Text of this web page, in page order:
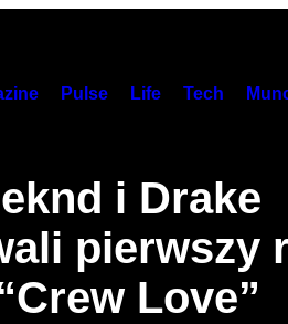
Pulse Life Tech
i Drake
pierwszy
Love”